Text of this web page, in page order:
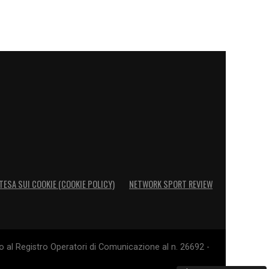
SUI COOKIE (COOKIE POLICY) NETWORK SPORT REVIEW
Registro Operatori di Comunicazione al n. 26692 -